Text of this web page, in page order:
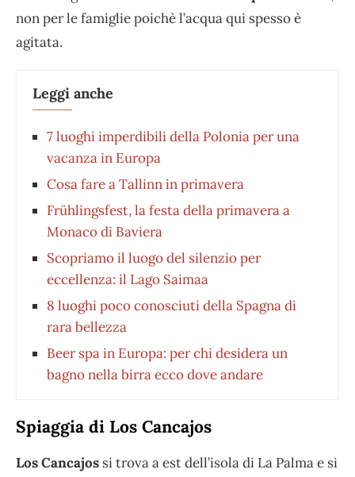
non per le famiglie poichè l’acqua qui spesso è
agitata.
Leggi anche
7 luoghi imperdibili della Polonia per una
vacanza in Europa
Cosa fare a Tallinn in primavera
Frühlingsfest, la festa della primavera a
Monaco di Baviera
Scopriamo il luogo del silenzio per
eccellenza: il Lago Saimaa
8 luoghi poco conosciuti della Spagna di
rara bellezza
Beer spa in Europa: per chi desidera un
bagno nella birra ecco dove andare
Spiaggia di Los Cancajos
Los Cancajos si trova a est dell’isola di La Palma e si